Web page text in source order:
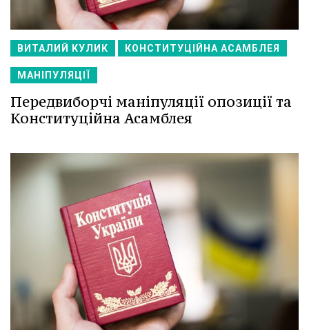
ВИТАЛИЙ КУЛИК КОНСТИТУЦІЙНА АСАМБЛЕЯ
МАНІПУЛЯЦІЇ
Передвиборчі маніпуляції опозиції та
Конституційна Асамблея